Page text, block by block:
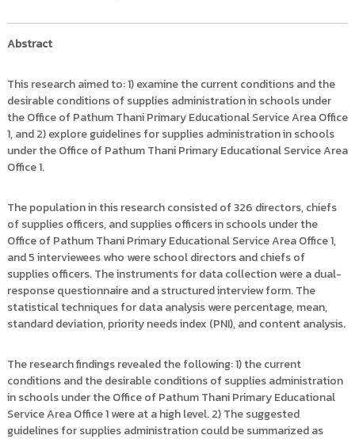
Abstract
This research aimed to: 1) examine the current conditions and the
desirable conditions of supplies administration in schools under
the Office of Pathum Thani Primary Educational Service Area Office
1, and 2) explore guidelines for supplies administration in schools
under the Office of Pathum Thani Primary Educational Service Area
Office 1.
The population in this research consisted of 326 directors, chiefs
of supplies officers, and supplies officers in schools under the
Office of Pathum Thani Primary Educational Service Area Office 1,
and 5 interviewees who were school directors and chiefs of
supplies officers. The instruments for data collection were a dual-
response questionnaire and a structured interview form. The
statistical techniques for data analysis were percentage, mean,
standard deviation, priority needs index (PNI), and content analysis.
The research findings revealed the following: 1) the current
conditions and the desirable conditions of supplies administration
in schools under the Office of Pathum Thani Primary Educational
Service Area Office 1 were at a high level. 2) The suggested
guidelines for supplies administration could be summarized as